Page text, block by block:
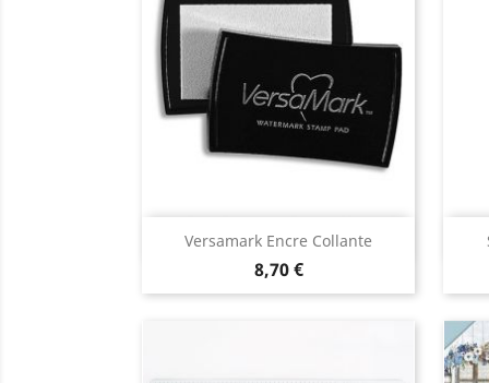
Versamark Encre Collante
8,70 €
Aperçu rapide